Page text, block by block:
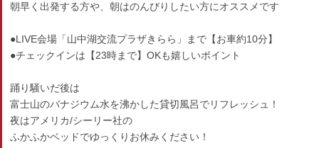
朝早く出発する方や、朝はのんびりしたい方にオススメです
●LIVE会場「山中湖交流プラザきらら」まで【お車約10分】
●チェックインは【23時まで】OKも嬉しいポイント
踊り騒いだ後は
富士山のバナジウム水を沸かした貸切風呂でリフレッシュ！
夜はアメリカ/シーリー社の
ふかふかベッドでゆっくりお休みください！